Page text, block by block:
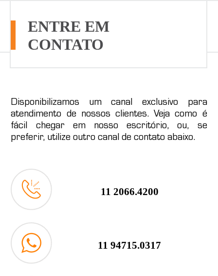
ENTRE EM
CONTATO
Disponibilizamos um canal exclusivo para
atendimento de nossos clientes. Veja como é
fácil chegar em nosso escritório, ou, se
preferir, utilize outro canal de contato abaixo.
11 2066.4200
11 94715.0317